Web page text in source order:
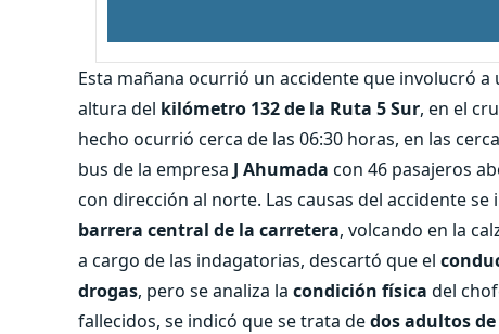
Esta mañana ocurrió un accidente que involucró a
altura del kilómetro 132 de la Ruta 5 Sur, en el
hecho ocurrió cerca de las 06:30 horas, en las
bus de la empresa J Ahumada con 46 pasajeros
con dirección al norte. Las causas del accidente
barrera central de la carretera, volcando en la
a cargo de las indagatorias, descartó que el
drogas, pero se analiza la condición física del
fallecidos, se indicó que se trata dedos adultos